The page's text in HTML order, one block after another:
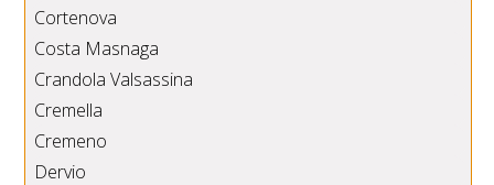
Cortenova
Costa Masnaga
Crandola Valsassina
Cremella
Cremeno
Dervio